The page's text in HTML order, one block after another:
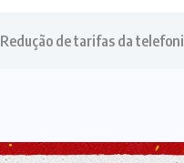
Redução de tarifas da